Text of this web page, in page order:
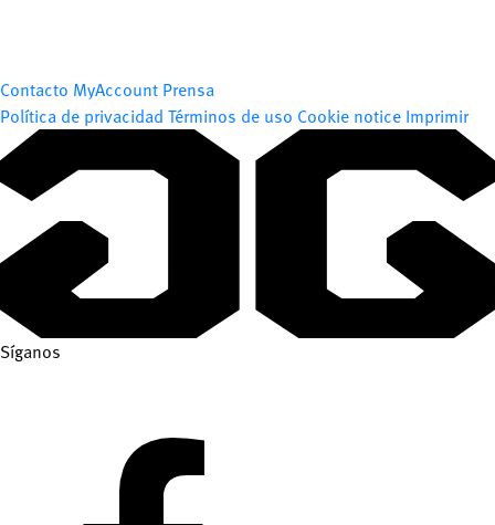
Contacto MyAccount Prensa
Política de privacidad Términos de uso Cookie notice Imprimir
Síganos